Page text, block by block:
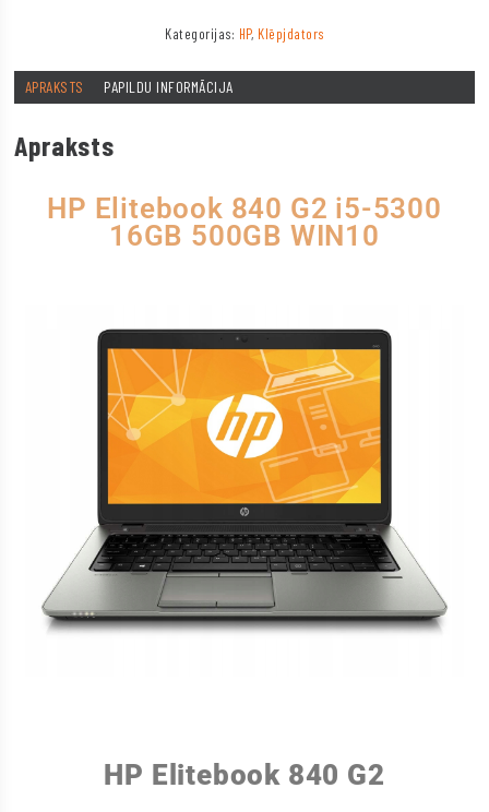
Kategorijas: HP, Klēpjdators
APRAKSTS PAPILDU INFORMĀCIJA
Apraksts
HP Elitebook 840 G2 i5-5300
16GB 500GB WIN10
HP Elitebook 840 G2